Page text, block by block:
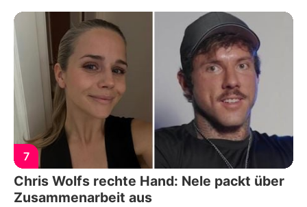
7
Chris Wolfs rechte Hand: Nele packt über
Zusammenarbeit aus